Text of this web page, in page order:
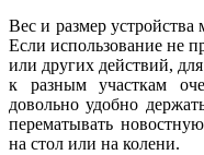
Вес и размер
Если использование не
или других действий,
к разным участкам
довольно удобно
перематывать
на стол или на колени.